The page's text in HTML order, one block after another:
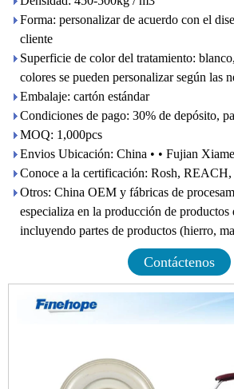
Forma: personalizar de acuerdo con el
cliente
Superficie de color del tratamiento:
colores se pueden personalizar según las
Embalaje: cartón estándar
Condiciones de pago: 30% de depósito,
MOQ: 1,000pcs
Envios Ubicación: China • • Fujian
Conoce a la certificación: Rosh,
Otros: China OEM y fábricas de
especializa en la producción de productos
incluyendo partes de productos (hierro,
Contáctenos